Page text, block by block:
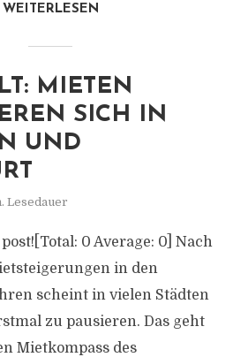
WEITERLESEN
MIETEN
SICH IN
UND
Lesedauer
0 Average: 0] Nach
in den
scheint in vielen Städten
zu pausieren. Das geht
Mietkompass des